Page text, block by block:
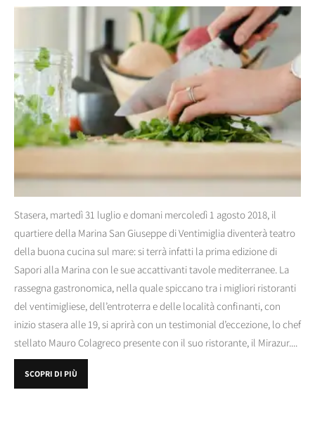
Stasera, martedì 31 luglio e domani mercoledì 1 agosto 2018, il
quartiere della Marina San Giuseppe di Ventimiglia diventerà teatro
della buona cucina sul mare: si terrà infatti la prima edizione di
Sapori alla Marina con le sue accattivanti tavole mediterranee. La
rassegna gastronomica, nella quale spiccano tra i migliori ristoranti
del ventimigliese, dell’entroterra e delle località confinanti, con
inizio stasera alle 19, si aprirà con un testimonial d’eccezione, lo chef
stellato Mauro Colagreco presente con il suo ristorante, il Mirazur....
SCOPRI DI PIÙ